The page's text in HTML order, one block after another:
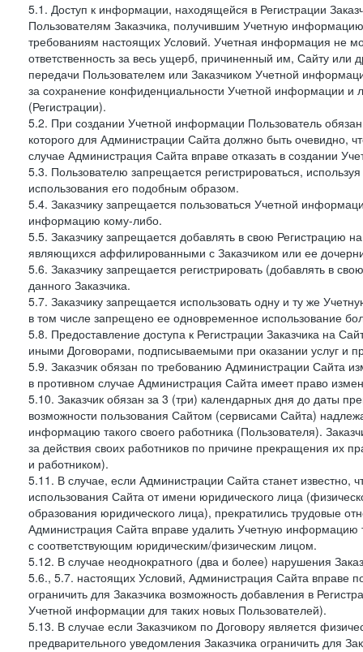
5.1. Доступ к информации, находящейся в Регистрации
Пользователям Заказчика, получившим Учетную
требованиям настоящих Условий. Учетная информация не
ответственность за весь ущерб, причиненный им, Сайту
передачи Пользователем или Заказчиком Учетной
за сохранение конфиденциальности Учетной информации
(Регистрации).
5.2. При создании Учетной информации Пользователь
которого для Администрации Сайта должно быть очевидно,
случае Администрация Сайта вправе отказать в создании
5.3. Пользователю запрещается регистрироваться,
использования его подобным образом.
5.4. Заказчику запрещается пользоваться Учетной
информацию кому-либо.
5.5. Заказчику запрещается добавлять в свою Регистрацию
являющихся аффилированными с Заказчиком или ее
5.6. Заказчику запрещается регистрировать (добавлять в
данного Заказчика.
5.7. Заказчику запрещается использовать одну и ту же
в том числе запрещено ее одновременное использование
5.8. Предоставление доступа к Регистрации Заказчика на
иными Договорами, подписываемыми при оказании услуг и
5.9. Заказчик обязан по требованию Администрации Сайта
в противном случае Администрация Сайта имеет право
5.10. Заказчик обязан за 3 (три) календарных дня до даты
возможности пользования Сайтом (сервисами Сайта)
информацию такого своего работника (Пользователя).
за действия своих работников по причине прекращения их
и работником).
5.11. В случае, если Администрации Сайта станет
использования Сайта от имени юридического лица
образования юридического лица), прекратились трудовые
Администрация Сайта вправе удалить Учетную информацию
с соответствующим юридическим/физическим лицом.
5.12. В случае неоднократного (два и более) нарушения
5.6., 5.7. настоящих Условий, Администрация Сайта вправе
ограничить для Заказчика возможность добавления в
Учетной информации для таких новых Пользователей).
5.13. В случае если Заказчиком по Договору является
предварительного уведомления Заказчика ограничить для